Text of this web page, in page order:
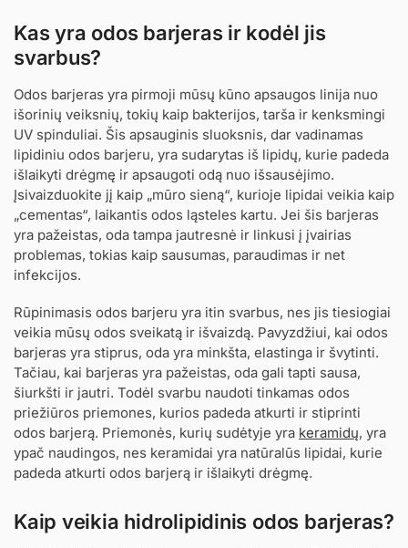
Kas yra odos barjeras ir kodėl jis
svarbus?
Odos barjeras yra pirmoji mūsų kūno apsaugos linija nuo
išorinių veiksnių, tokių kaip bakterijos, tarša ir kenksmingi
UV spinduliai. Šis apsauginis sluoksnis, dar vadinamas
lipidiniu odos barjeru, yra sudarytas iš lipidų, kurie padeda
išlaikyti drėgmę ir apsaugoti odą nuo išsausėjimo.
Įsivaizduokite jį kaip „mūro sieną“, kurioje lipidai veikia kaip
„cementas“, laikantis odos ląsteles kartu. Jei šis barjeras
yra pažeistas, oda tampa jautresnė ir linkusi į įvairias
problemas, tokias kaip sausumas, paraudimas ir net
infekcijos.
Rūpinimasis odos barjeru yra itin svarbus, nes jis tiesiogiai
veikia mūsų odos sveikatą ir išvaizdą. Pavyzdžiui, kai odos
barjeras yra stiprus, oda yra minkšta, elastinga ir švytinti.
Tačiau, kai barjeras yra pažeistas, oda gali tapti sausa,
šiurkšti ir jautri. Todėl svarbu naudoti tinkamas odos
priežiūros priemones, kurios padeda atkurti ir stiprinti
odos barjerą. Priemonės, kurių sudėtyje yra keramidų, yra
ypač naudingos, nes keramidai yra natūralūs lipidai, kurie
padeda atkurti odos barjerą ir išlaikyti drėgmę.
Kaip veikia hidrolipidinis odos barjeras?